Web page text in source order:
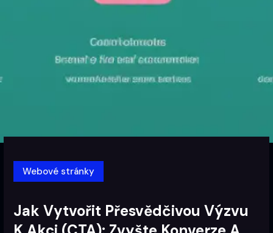
Webové stránky
Jak Vytvořit Přesvědčivou Výzvu